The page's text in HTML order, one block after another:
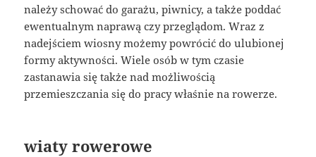
należy schować do garażu, piwnicy, a także poddać
ewentualnym naprawą czy przeglądom. Wraz z
nadejściem wiosny możemy powrócić do ulubionej
formy aktywności. Wiele osób w tym czasie
zastanawia się także nad możliwością
przemieszczania się do pracy właśnie na rowerze.
wiaty rowerowe